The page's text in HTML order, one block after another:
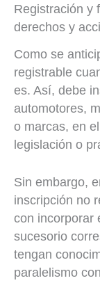
Registración y
derechos y
Como se
registrable
es. Así, debe
automotores,
o marcas, en
legislación o
Sin embargo,
inscripción no
con incorporar
sucesorio
tengan
paralelismo